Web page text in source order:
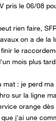
pris le 06/08
rien faire,
on a de la
le
mois plus
mat : je perd
sur la ligne
orange
j'ai une